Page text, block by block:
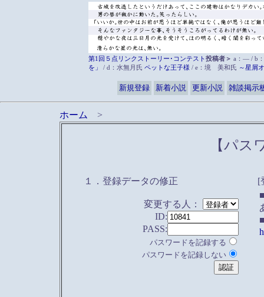
第1回５点リンクストーリー･コンテスト投稿者＞ a：― / b
を」
/ d：水無月氏 ペットな王子様 / e：境 美和氏 ～星屑
新規登録 新着小説 更新小説 雑談掲示
ホーム >
【パス
１．登録データの修正
変更する人：
ID:
PASS:
パスワードを記録する
パスワードを記録しない
[